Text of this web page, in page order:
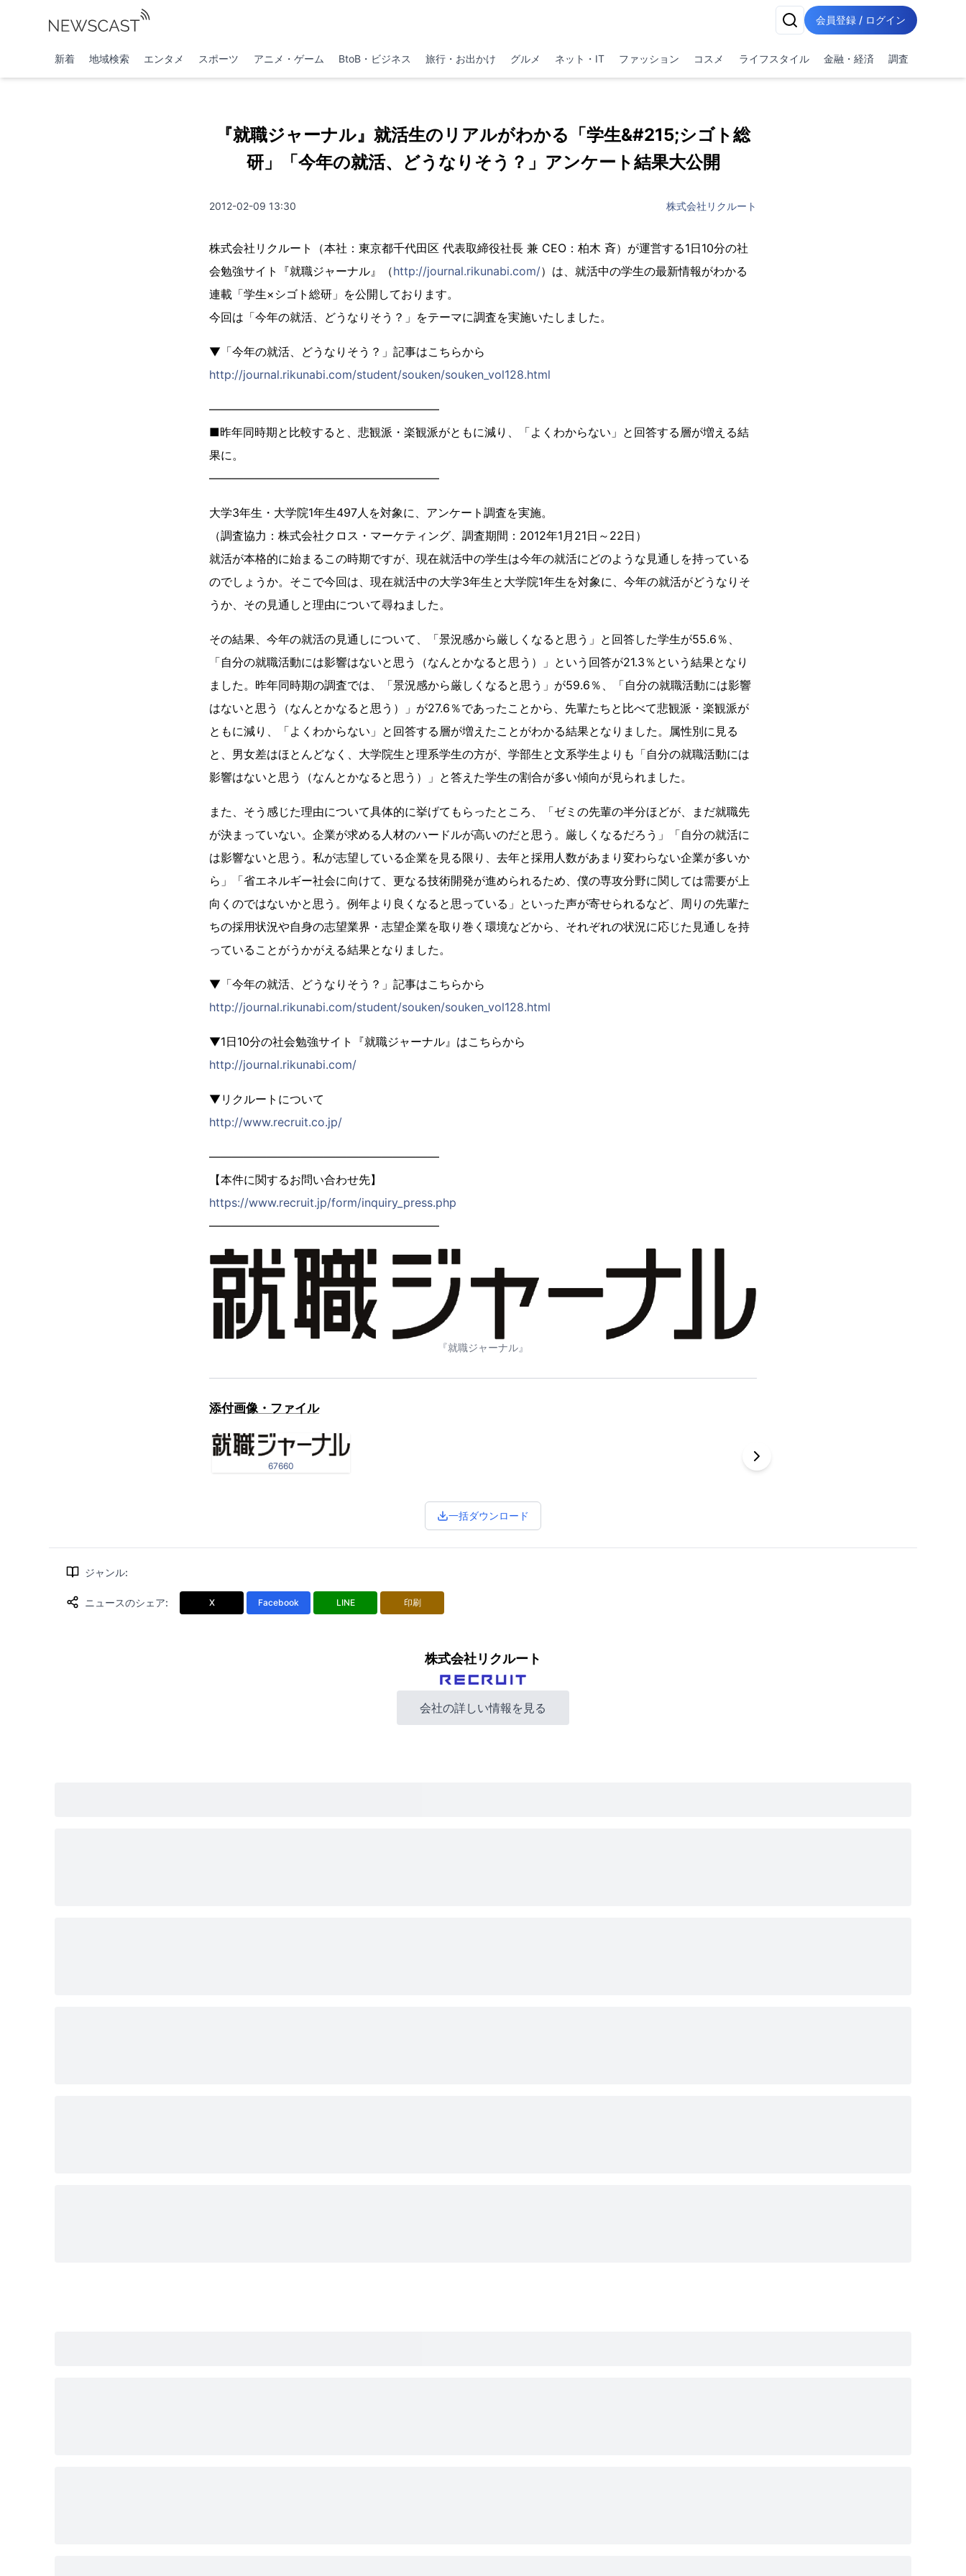
会員登録 / ログイン
新着 地域検索 エンタメ スポーツ アニメ・ゲーム BtoB・ビジネス 旅行・お出かけ グルメ ネット・IT ファッション コスメ ライフスタイル 金融・経済 調査
『就職ジャーナル』就活生のリアルがわかる「学生&#215;シゴト総
研」「今年の就活、どうなりそう？」アンケート結果大公開
2012-02-09 13:30 株式会社リクルート
株式会社リクルート（本社：東京都千代田区 代表取締役社長 兼 CEO：柏木 斉）が運営する1日10分の社
会勉強サイト『就職ジャーナル』（http://journal.rikunabi.com/）は、就活中の学生の最新情報がわかる
連載「学生×シゴト総研」を公開しております。
今回は「今年の就活、どうなりそう？」をテーマに調査を実施いたしました。
▼「今年の就活、どうなりそう？」記事はこちらから
http://journal.rikunabi.com/student/souken/souken_vol128.html
――――――――――――――――――――
■昨年同時期と比較すると、悲観派・楽観派がともに減り、「よくわからない」と回答する層が増える結
果に。
――――――――――――――――――――
大学3年生・大学院1年生497人を対象に、アンケート調査を実施。
（調査協力：株式会社クロス・マーケティング、調査期間：2012年1月21日～22日）
就活が本格的に始まるこの時期ですが、現在就活中の学生は今年の就活にどのような見通しを持っている
のでしょうか。そこで今回は、現在就活中の大学3年生と大学院1年生を対象に、今年の就活がどうなりそ
うか、その見通しと理由について尋ねました。
その結果、今年の就活の見通しについて、「景況感から厳しくなると思う」と回答した学生が55.6％、
「自分の就職活動には影響はないと思う（なんとかなると思う）」という回答が21.3％という結果となり
ました。昨年同時期の調査では、「景況感から厳しくなると思う」が59.6％、「自分の就職活動には影響
はないと思う（なんとかなると思う）」が27.6％であったことから、先輩たちと比べて悲観派・楽観派が
ともに減り、「よくわからない」と回答する層が増えたことがわかる結果となりました。属性別に見る
と、男女差はほとんどなく、大学院生と理系学生の方が、学部生と文系学生よりも「自分の就職活動には
影響はないと思う（なんとかなると思う）」と答えた学生の割合が多い傾向が見られました。
また、そう感じた理由について具体的に挙げてもらったところ、「ゼミの先輩の半分ほどが、まだ就職先
が決まっていない。企業が求める人材のハードルが高いのだと思う。厳しくなるだろう」「自分の就活に
は影響ないと思う。私が志望している企業を見る限り、去年と採用人数があまり変わらない企業が多いか
ら」「省エネルギー社会に向けて、更なる技術開発が進められるため、僕の専攻分野に関しては需要が上
向くのではないかと思う。例年より良くなると思っている」といった声が寄せられるなど、周りの先輩た
ちの採用状況や自身の志望業界・志望企業を取り巻く環境などから、それぞれの状況に応じた見通しを持
っていることがうかがえる結果となりました。
▼「今年の就活、どうなりそう？」記事はこちらから
http://journal.rikunabi.com/student/souken/souken_vol128.html
▼1日10分の社会勉強サイト『就職ジャーナル』はこちらから
http://journal.rikunabi.com/
▼リクルートについて
http://www.recruit.co.jp/
――――――――――――――――――――
【本件に関するお問い合わせ先】
https://www.recruit.jp/form/inquiry_press.php
――――――――――――――――――――
『就職ジャーナル』
添付画像・ファイル
67660
一括ダウンロード
ジャンル:
ニュースのシェア: X Facebook LINE 印刷
株式会社リクルート
会社の詳しい情報を見る